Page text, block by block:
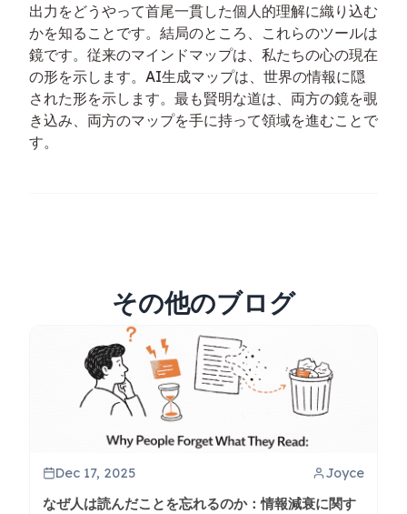
出力をどうやって首尾一貫した個人的理解に織り込む
かを知ることです。結局のところ、これらのツールは
鏡です。従来のマインドマップは、私たちの心の現在
の形を示します。AI生成マップは、世界の情報に隠
された形を示します。最も賢明な道は、両方の鏡を覗
き込み、両方のマップを手に持って領域を進むことで
す。
その他のブログ
Dec 17, 2025 Joyce
なぜ人は読んだことを忘れるのか：情報減衰に関す